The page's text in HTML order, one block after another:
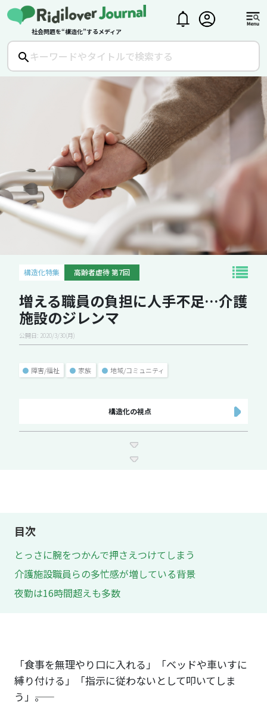
社会問題を“構造化”するメディア
構造化特集 高齢者虐待 第7回
増える職員の負担に人手不足…介護
施設のジレンマ
公開日: 2020/3/30(月)
● 障害/福祉 ● 家族 ● 地域/コミュニティ
構造化の視点
目次
とっさに腕をつかんで押さえつけてしまう
介護施設職員らの多忙感が増している背景
夜勤は16時間超えも多数
「食事を無理やり口に入れる」「ベッドや車いすに
縛り付ける」「指示に従わないとして叩いてしま
う」――。